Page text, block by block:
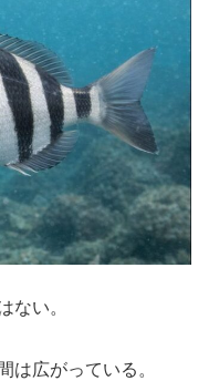
ない。
は広がっている。